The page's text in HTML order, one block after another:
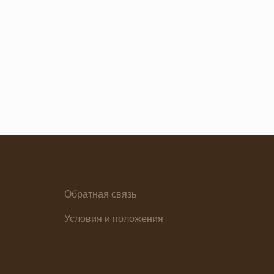
Обратная связь
Условия и положения